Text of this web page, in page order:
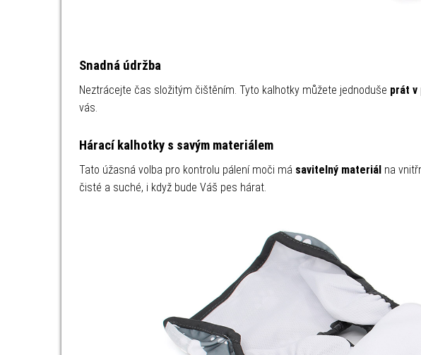
Snadná údržba
Neztrácejte čas složitým čištěním. Tyto kalhotky můžete jednoduše prát v
vás.
Hárací kalhotky s savým materiálem
Tato úžasná volba pro kontrolu pálení moči má savitelný materiál na
čisté a suché, i když bude Váš pes hárat.